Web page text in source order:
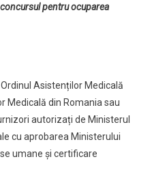
pentru ocuparea
Asistenților Medicală
Medicală din Romania sau
autorizați de Ministerul
cu aprobarea Ministerului
umane și certificare